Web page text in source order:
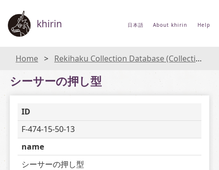
khirin 日本語 About khirin Help
Home Rekihaku Collection Database (Collections Database of the National Museum of Japanese History)
シーサーの押し型
ID
F-474-15-50-13
name
シーサーの押し型